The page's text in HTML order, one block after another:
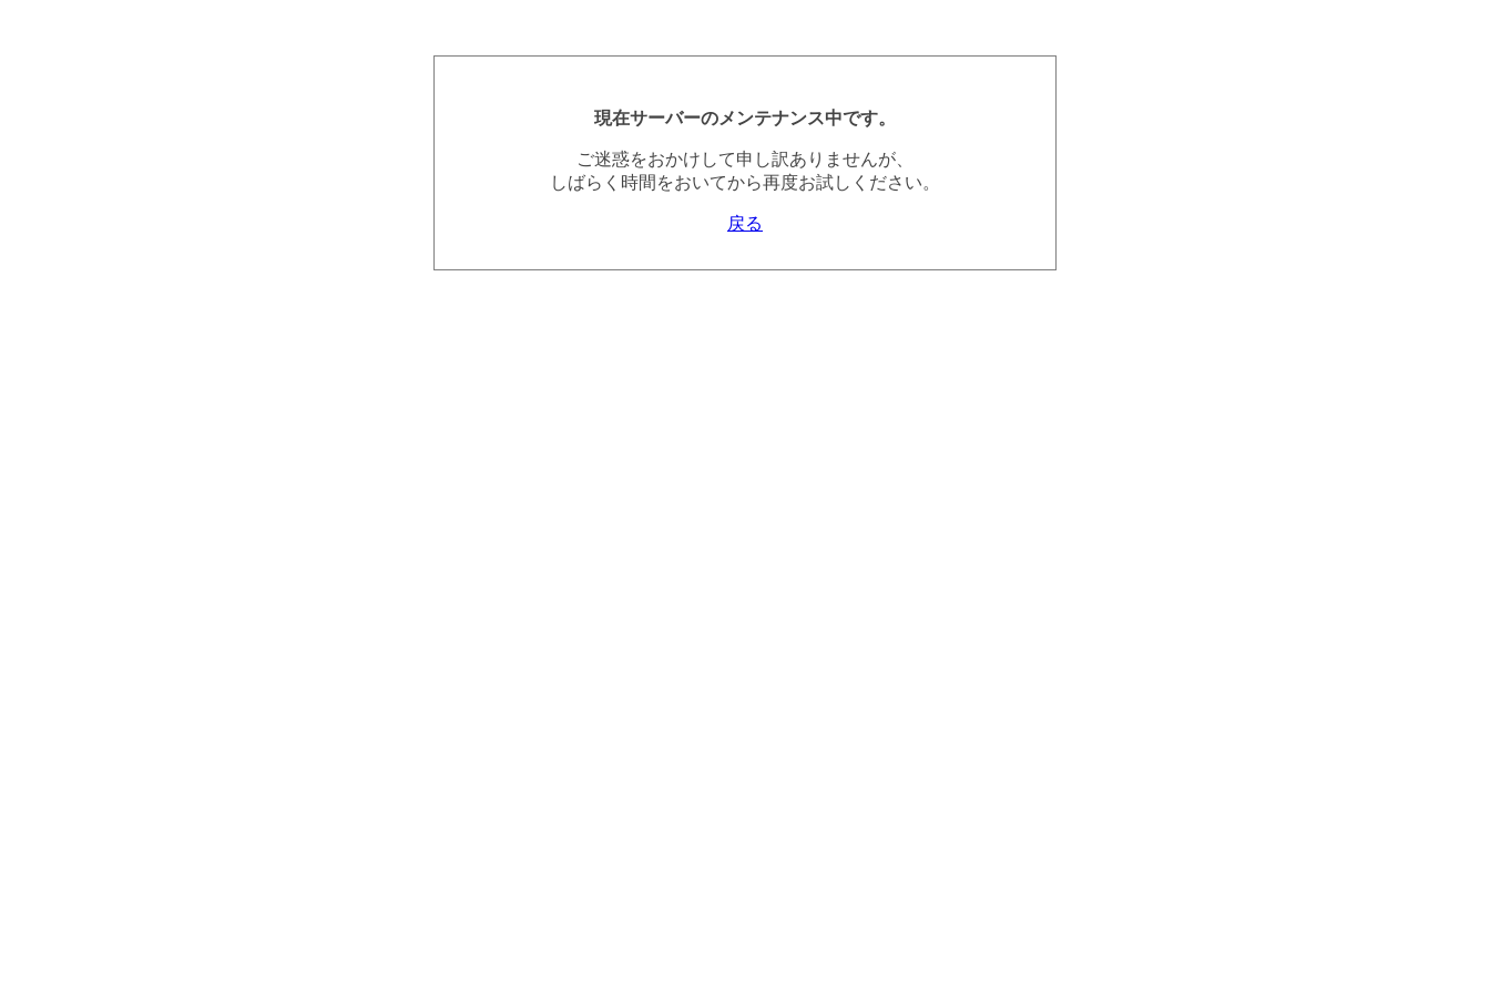
現在サーバーのメンテナンス中です。
ご迷惑をおかけして申し訳ありませんが、
しばらく時間をおいてから再度お試しください。
戻る